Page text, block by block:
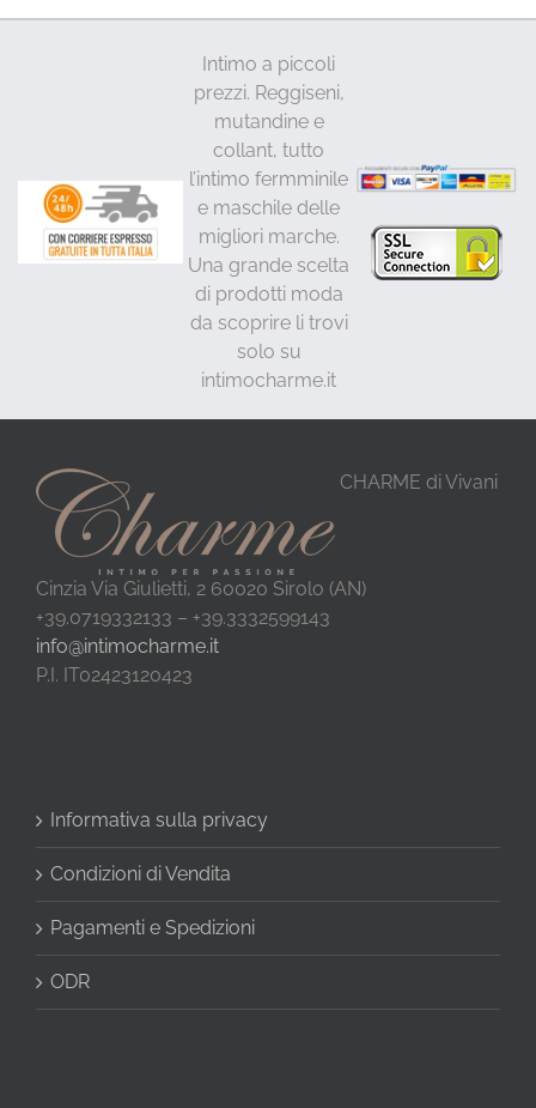
Intimo a piccoli
prezzi. Reggiseni,
mutandine e
collant, tutto
l’intimo fermminile
e maschile delle
migliori marche.
Una grande scelta
di prodotti moda
da scoprire li trovi
solo su
intimocharme.it
CHARME di Vivani
Cinzia Via Giulietti, 2 60020 Sirolo (AN)
+39.0719332133 – +39.3332599143
info@intimocharme.it
P.I. IT02423120423
Informativa sulla privacy
Condizioni di Vendita
Pagamenti e Spedizioni
ODR